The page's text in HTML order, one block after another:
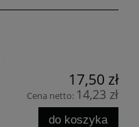
17,50 zł
Cena netto: 14,23 zł
do koszyka